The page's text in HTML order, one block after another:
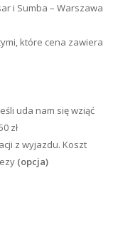
i Sumba – Warszawa
które cena zawiera
uda nam się wziąć
zł
z wyjazdu. Koszt
(opcja)